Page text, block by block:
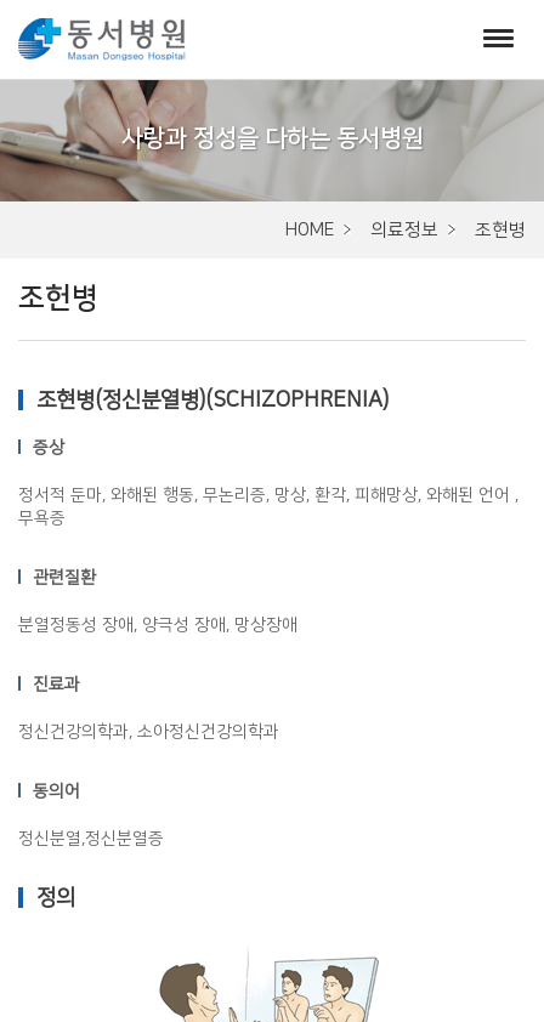
브
비
HOME 의료정보 조현병
조헌병
조현병(정신분열병)(SCHIZOPHRENIA)
증상
정서적 둔마, 와해된 행동, 무논리증, 망상, 환각, 피해망상, 와해된 언어 ,
무욕증
관련질환
분열정동성 장애, 양극성 장애, 망상장애
진료과
정신건강의학과, 소아정신건강의학과
동의어
정신분열,정신분열증
정의